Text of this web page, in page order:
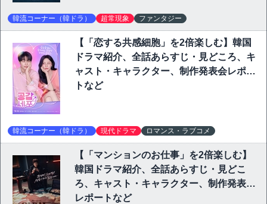
韓流コーナー（韓ドラ） 超常現象 ファンタジー
【「恋する共感細胞」を2倍楽しむ】韓国
ドラマ紹介、全話あらすじ・見どころ、キ
ャスト・キャラクター、制作発表会レポー
トなど
韓流コーナー（韓ドラ） 現代ドラマ ロマンス・ラブコメ
【「マンションのお仕事」を2倍楽しむ】
韓国ドラマ紹介、全話あらすじ・見どこ
ろ、キャスト・キャラクター、制作発表会
レポートなど